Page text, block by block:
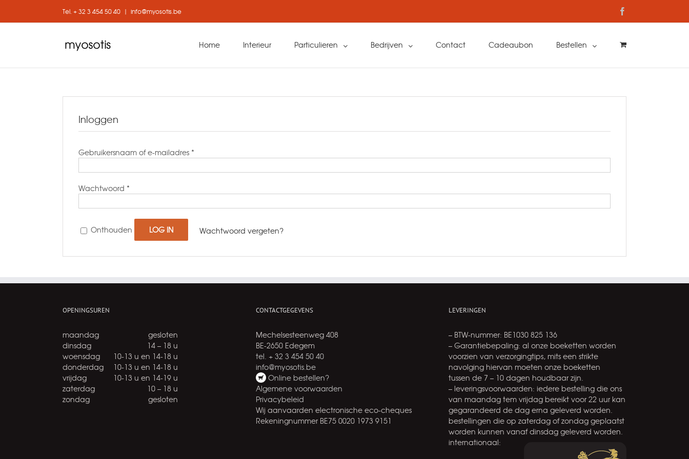
content
Tel. + 32 3 454 50 40 | info@myosotis.be
Home Interieur Particulieren Bedrijven Contact Cadeaubon Bestellen
Inloggen
Gebruikersnaam of e-mailadres *
Wachtwoord *
Onthouden LOG IN Wachtwoord vergeten?
OPENINGSUREN
maandag
gesloten
dinsdag
14 – 18 u
woensdag
10-13 u en 14-18 u
donderdag
10-13 u en 14-18 u
vrijdag
10-13 u en 14-19 u
zaterdag
10 – 18 u
zondag
gesloten
CONTACTGEGEVENS
Mechelsesteenweg 408
BE-2650 Edegem
tel. + 32 3 454 50 40
info@myosotis.be
Online bestellen?
Algemene voorwaarden
Privacybeleid
Wij aanvaarden electronische eco-cheques
Rekeningnummer BE75 0020 1973 9151
LEVERINGEN
– BTW-nummer: BE1030 825 136
– Garantiebepaling: al onze boeketten worden
voorzien van verzorgingtips, mits een strikte
navolging hiervan moeten onze boeketten
tussen de 7 – 10 dagen houdbaar zijn.
– leveringsvoorwaarden: iedere bestelling die ons
van maandag tem vrijdag bereikt voor 22 uur kan
gegarandeerd de dag erna geleverd worden.
bestellingen die op zaterdag of zondag geplaatst
worden kunnen vanaf dinsdag geleverd worden.
internationaal: